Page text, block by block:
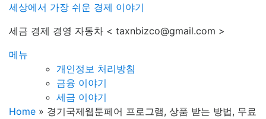
세상에서 가장 쉬운 경제 이야기
세금 경제 경영 자동차 < taxnbizco@gmail.com >
메뉴
개인정보 처리방침
금융 이야기
세금 이야기
Home » 경기국제웹툰페어 프로그램, 상품 받는 방법, 무료